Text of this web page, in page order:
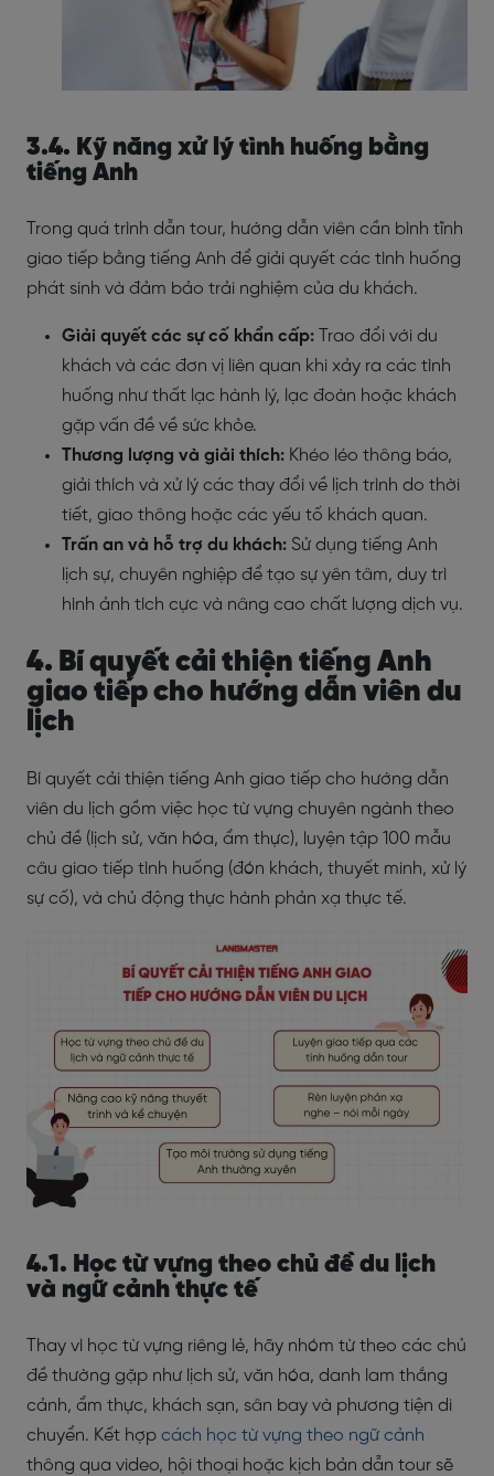
3.4. Kỹ năng xử lý tình huống bằng
tiếng Anh
Trong quá trình dẫn tour, hướng dẫn viên cần bình tĩnh
giao tiếp bằng tiếng Anh để giải quyết các tình huống
phát sinh và đảm bảo trải nghiệm của du khách.
Giải quyết các sự cố khẩn cấp: Trao đổi với du
khách và các đơn vị liên quan khi xảy ra các tình
huống như thất lạc hành lý, lạc đoàn hoặc khách
gặp vấn đề về sức khỏe.
Thương lượng và giải thích: Khéo léo thông báo,
giải thích và xử lý các thay đổi về lịch trình do thời
tiết, giao thông hoặc các yếu tố khách quan.
Trấn an và hỗ trợ du khách: Sử dụng tiếng Anh
lịch sự, chuyên nghiệp để tạo sự yên tâm, duy trì
hình ảnh tích cực và nâng cao chất lượng dịch vụ.
4. Bí quyết cải thiện tiếng Anh
giao tiếp cho hướng dẫn viên du
lịch
Bí quyết cải thiện tiếng Anh giao tiếp cho hướng dẫn
viên du lịch gồm việc học từ vựng chuyên ngành theo
chủ đề (lịch sử, văn hóa, ẩm thực), luyện tập 100 mẫu
câu giao tiếp tình huống (đón khách, thuyết minh, xử lý
sự cố), và chủ động thực hành phản xạ thực tế.
4.1. Học từ vựng theo chủ đề du lịch
và ngữ cảnh thực tế
Thay vì học từ vựng riêng lẻ, hãy nhóm từ theo các chủ
đề thường gặp như lịch sử, văn hóa, danh lam thắng
cảnh, ẩm thực, khách sạn, sân bay và phương tiện di
chuyển. Kết hợp cách học từ vựng theo ngữ cảnh
thông qua video, hội thoại hoặc kịch bản dẫn tour sẽ